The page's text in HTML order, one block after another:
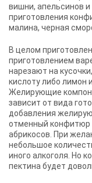
вишни, апельсинов
приготовления
малина, черная
В целом
приготовлением
нарезают на
кислоту либо лимон
Желирующие
зависит от вида
добавления
отменный конфитюр
абрикосов. При
небольшое
иного алкоголя. Но
пектина будет